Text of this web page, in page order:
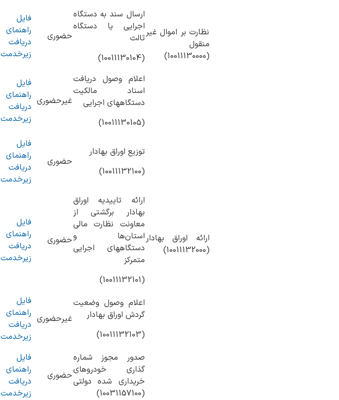
نظارت بر اموال غیر
منقول
(10011130000)
ارسال سند به دستگاه
اجرایی یا دستگاه
ثالث
(10011130104)
حضوری
فایل
راهنمای
دریافت
زیرخدمت
اعلام وصول دریافت
اسناد مالکیت
دستگاههای اجرایی
(10011130105)
غیرحضوری
فایل
راهنمای
دریافت
زیرخدمت
ارائه اوراق بهادار
(10011132000)
توزیع اوراق بهادار
(10011132100)
حضوری
فایل
راهنمای
دریافت
زیرخدمت
ارائه تاییدیه اوراق
بهادار برگشتی از
معاونت نظارت مالی
استان‌ها و
دستگاه‎های اجرایی
متمرکز
(10011132101)
حضوری
فایل
راهنمای
دریافت
زیرخدمت
اعلام وصول وضعیت
گردش اوراق بهادار
(10011132103)
غیرحضوری
فایل
راهنمای
دریافت
زیرخدمت
صدور مجوز شماره
گذاری خودروهای
خریداری شده دولتی
(10031157100)
حضوری
فایل
راهنمای
دریافت
زیرخدمت